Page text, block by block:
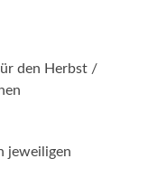
den Herbst /
jeweiligen